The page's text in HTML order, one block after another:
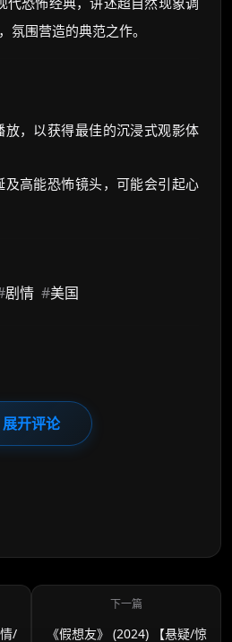
氛围营造的典范之作。
，以获得最佳的沉浸式观影体
高能恐怖镜头，可能会引起心
剧情 #美国
展开评论
/ 《假想友》 (2024) 【悬疑/惊